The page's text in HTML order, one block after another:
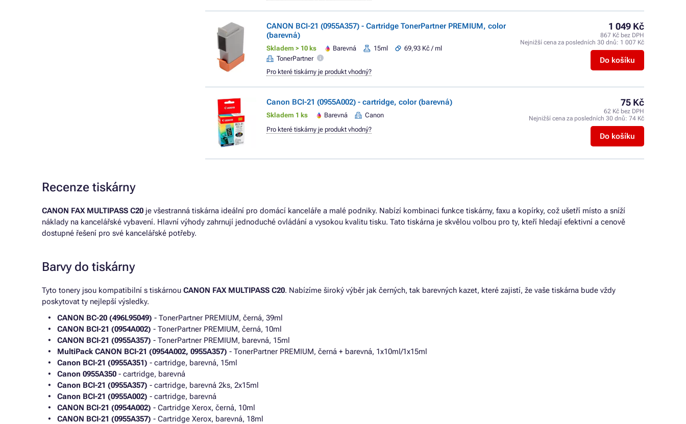
CANON BCI-21 (0955A357) - Cartridge TonerPartner PREMIUM, color
(barevná)
Skladem > 10 ks Barevná 15ml
69,93 Kč / ml
TonerPartner
1 049 Kč
867 Kč bez DPH
Nejnižší cena za posledních 30 dnů: 1 007 Kč
Do košíku
Pro které tiskárny je produkt vhodný?
Canon BCI-21 (0955A002) - cartridge, color (barevná)
Skladem 1 ks Barevná Canon
75 Kč
62 Kč bez DPH
Nejnižší cena za posledních 30 dnů: 74 Kč
Do košíku
Pro které tiskárny je produkt vhodný?
Recenze tiskárny
CANON FAX MULTIPASS C20 je všestranná tiskárna ideální pro domácí kanceláře a malé podniky. Nabízí kombinaci funkce tiskárny, faxu a kopírky, což ušetří místo a sníží
náklady na kancelářské vybavení. Hlavní výhody zahrnují jednoduché ovládání a vysokou kvalitu tisku. Tato tiskárna je skvělou volbou pro ty, kteří hledají efektivní a cenově
dostupné řešení pro své kancelářské potřeby.
Barvy do tiskárny
Tyto tonery jsou kompatibilní s tiskárnou CANON FAX MULTIPASS C20. Nabízíme široký výběr jak černých, tak barevných kazet, které zajistí, že vaše tiskárna bude vždy
poskytovat ty nejlepší výsledky.
CANON BC-20 (496L95049) - TonerPartner PREMIUM, černá, 39ml
CANON BCI-21 (0954A002) - TonerPartner PREMIUM, černá, 10ml
CANON BCI-21 (0955A357) - TonerPartner PREMIUM, barevná, 15ml
MultiPack CANON BCI-21 (0954A002, 0955A357) - TonerPartner PREMIUM, černá + barevná, 1x10ml/1x15ml
Canon BCI-21 (0955A351) - cartridge, barevná, 15ml
Canon 0955A350 - cartridge, barevná
Canon BCI-21 (0955A357) - cartridge, barevná 2ks, 2x15ml
Canon BCI-21 (0955A002) - cartridge, barevná
CANON BCI-21 (0954A002) - Cartridge Xerox, černá, 10ml
CANON BCI-21 (0955A357) - Cartridge Xerox, barevná, 18ml